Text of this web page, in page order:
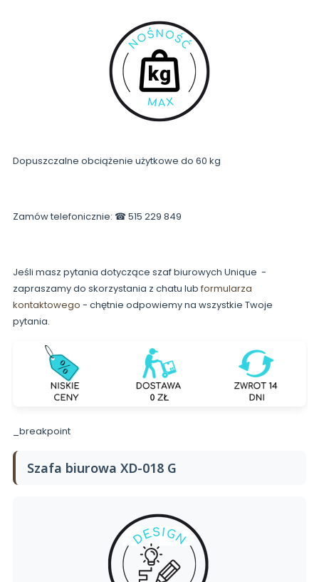
Dopuszczalne obciążenie użytkowe do 60 kg
Zamów telefonicznie: ☎ 515 229 849
Jeśli masz pytania dotyczące szaf biurowych Unique -
zapraszamy do skorzystania z chatu lub formularza
kontaktowego - chętnie odpowiemy na wszystkie Twoje
pytania.
_breakpoint
Szafa biurowa XD-018 G